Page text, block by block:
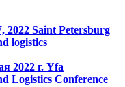
2022 Saint Petersburg
logistics
2022 г. Yfa
Logistics Conference